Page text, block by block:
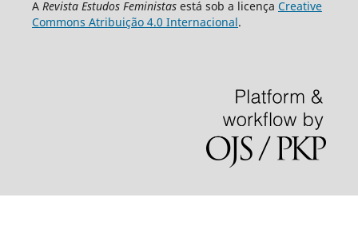
A Revista Estudos Feministasestá sob a licença Creative
Commons Atribuição 4.0 Internacional.